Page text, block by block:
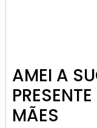
AMEI A
MÃES